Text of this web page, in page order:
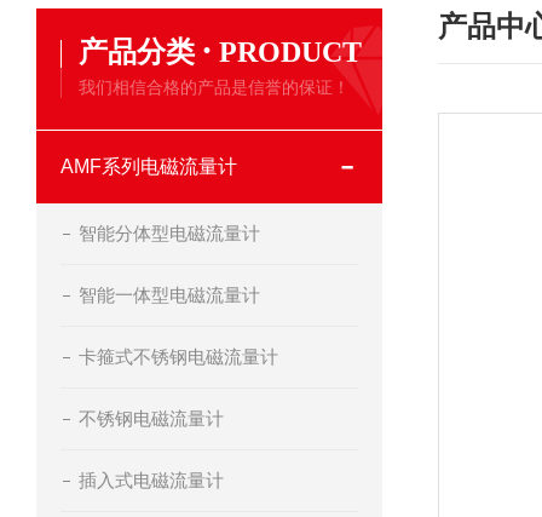
产品分类 · PRODUCT
我们相信合格的产品是信誉的保证！
AMF系列电磁流量计
智能分体型电磁流量计
智能一体型电磁流量计
卡箍式不锈钢电磁流量计
不锈钢电磁流量计
插入式电磁流量计
产品中